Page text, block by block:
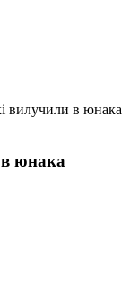
вилучили в юнака
юнака